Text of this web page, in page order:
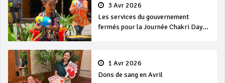
3 Avr 2026
Les services du gouvernement
fermés pour la Journée Chakri Day
1 Avr 2026
Dons de sang en Avril